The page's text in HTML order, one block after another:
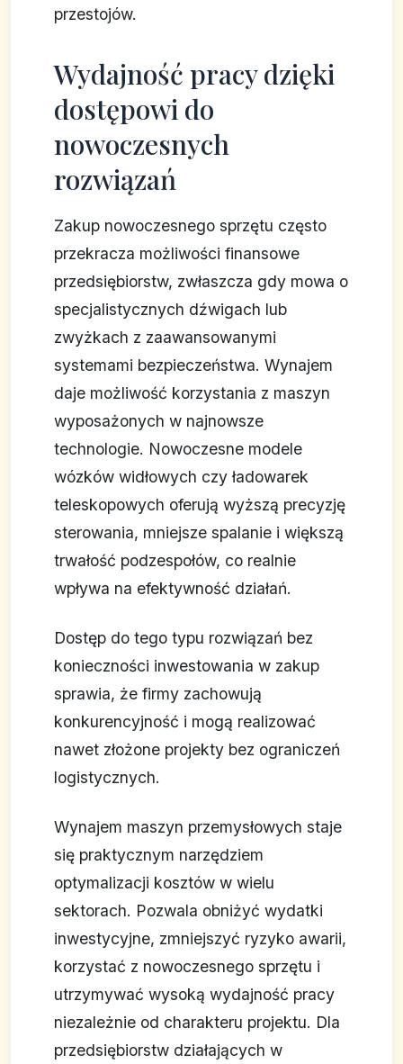
przestojów.
Wydajność pracy dzięki
dostępowi do
nowoczesnych
rozwiązań
Zakup nowoczesnego sprzętu często
przekracza możliwości finansowe
przedsiębiorstw, zwłaszcza gdy mowa o
specjalistycznych dźwigach lub
zwyżkach z zaawansowanymi
systemami bezpieczeństwa. Wynajem
daje możliwość korzystania z maszyn
wyposażonych w najnowsze
technologie. Nowoczesne modele
wózków widłowych czy ładowarek
teleskopowych oferują wyższą precyzję
sterowania, mniejsze spalanie i większą
trwałość podzespołów, co realnie
wpływa na efektywność działań.
Dostęp do tego typu rozwiązań bez
konieczności inwestowania w zakup
sprawia, że firmy zachowują
konkurencyjność i mogą realizować
nawet złożone projekty bez ograniczeń
logistycznych.
Wynajem maszyn przemysłowych staje
się praktycznym narzędziem
optymalizacji kosztów w wielu
sektorach. Pozwala obniżyć wydatki
inwestycyjne, zmniejszyć ryzyko awarii,
korzystać z nowoczesnego sprzętu i
utrzymywać wysoką wydajność pracy
niezależnie od charakteru projektu. Dla
przedsiębiorstw działających w